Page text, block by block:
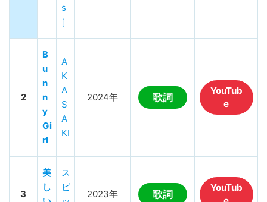
s
］
2
B
u
n
n
y
Gi
rl
A
K
A
S
A
KI
2024年 歌詞
YouTub
e
3
美
し
ス
ピ
2023年 歌詞
YouTub